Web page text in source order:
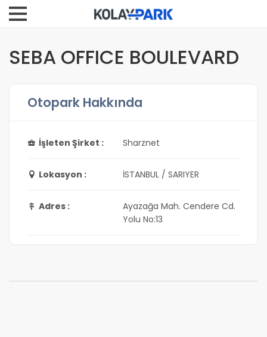
SEBA OFFICE BOULEVARD
Otopark Hakkında
İşleten Şirket : Sharznet
Lokasyon : İSTANBUL / SARIYER
Adres :
Ayazağa Mah. Cendere Cd.
Yolu No:13